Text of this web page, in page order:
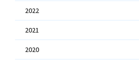
2022
2021
2020